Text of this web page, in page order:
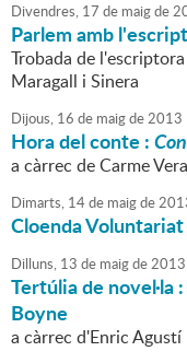
Divendres, 17 de maigde
Parlem amb
Trobada de
Maragall i Sinera
Dijous, 16 de maigde2013
Hora del conte :
a càrrec de Carme Vera
Dimarts, 14de maigde
Cloenda
Dilluns, 13 de maigde2013
Tertúlia de novel·la :
Boyne
a càrrec d'Enric Agustí